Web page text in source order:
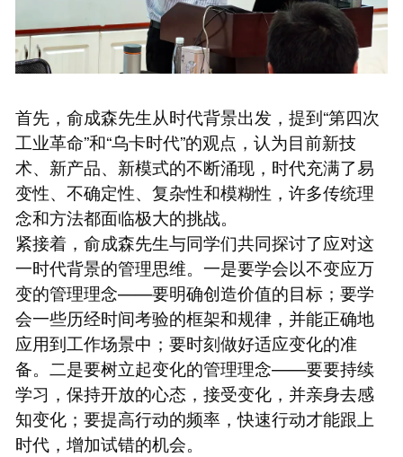
首先，俞成森先生从时代背景出发，提到“第四次
工业革命”和“乌卡时代”的观点，认为目前新技
术、新产品、新模式的不断涌现，时代充满了易
变性、不确定性、复杂性和模糊性，许多传统理
念和方法都面临极大的挑战。
紧接着，俞成森先生与同学们共同探讨了应对这
一时代背景的管理思维。一是要学会以不变应万
变的管理理念——要明确创造价值的目标；要学
会一些历经时间考验的框架和规律，并能正确地
应用到工作场景中；要时刻做好适应变化的准
备。二是要树立起变化的管理理念——要要持续
学习，保持开放的心态，接受变化，并亲身去感
知变化；要提高行动的频率，快速行动才能跟上
时代，增加试错的机会。